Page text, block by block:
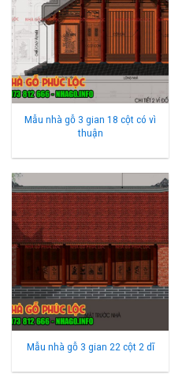
Mẫu nhà gỗ 3 gian 18 cột có vì
thuận
Mẫu nhà gỗ 3 gian 22 cột 2 dĩ